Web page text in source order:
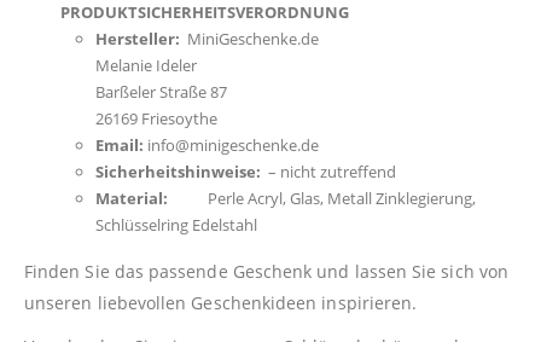
PRODUKTSICHERHEITSVERORDNUNG
Hersteller: MiniGeschenke.de
Melanie Ideler
Barßeler Straße 87
26169 Friesoythe
Email: info@minigeschenke.de
Sicherheitshinweise: – nicht zutreffend
Material: Perle Acryl, Glas, Metall Zinklegierung,
Schlüsselring Edelstahl
Finden Sie das passende Geschenk und lassen Sie sich von
unseren liebevollen Geschenkideen inspirieren.